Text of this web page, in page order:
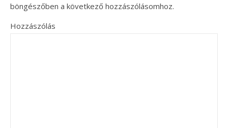
böngészőben a következő hozzászólásomhoz.
Hozzászólás